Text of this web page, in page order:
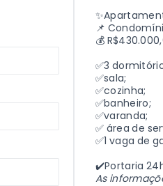
📌
💰
✅3
✅sala;
✅cozinha;
✅banheiro;
✅varanda;
✅ área de
✅1 vaga de
✔️Portaria
As